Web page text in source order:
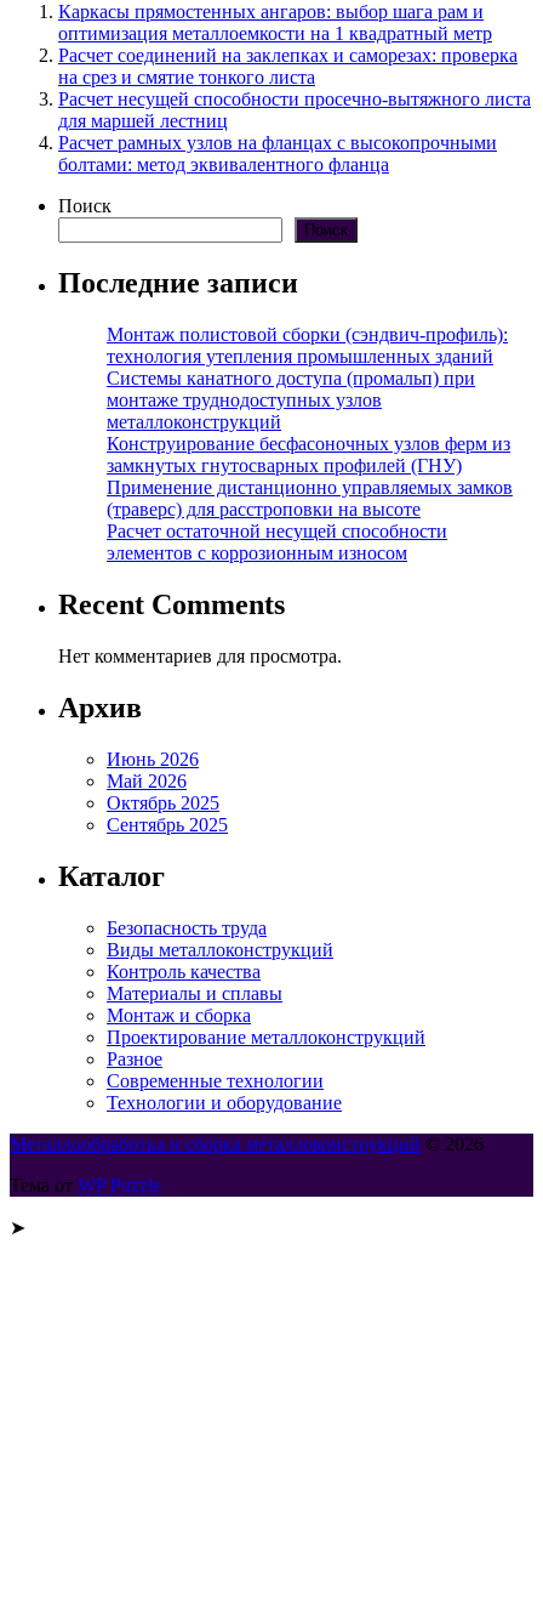
Каркасы прямостенных ангаров: выбор шага рам и
оптимизация металлоемкости на 1 квадратный метр
Расчет соединений на заклепках и саморезах: проверка
на срез и смятие тонкого листа
Расчет несущей способности просечно-вытяжного листа
для маршей лестниц
Расчет рамных узлов на фланцах с высокопрочными
болтами: метод эквивалентного фланца
Поиск
Поиск
Последние записи
Монтаж полистовой сборки (сэндвич-профиль):
технология утепления промышленных зданий
Системы канатного доступа (промальп) при
монтаже труднодоступных узлов
металлоконструкций
Конструирование бесфасоночных узлов ферм из
замкнутых гнутосварных профилей (ГНУ)
Применение дистанционно управляемых замков
(траверс) для расстроповки на высоте
Расчет остаточной несущей способности
элементов с коррозионным износом
Recent Comments
Нет комментариев для просмотра.
Архив
Июнь 2026
Май 2026
Октябрь 2025
Сентябрь 2025
Каталог
Безопасность труда
Виды металлоконструкций
Контроль качества
Материалы и сплавы
Монтаж и сборка
Проектирование металлоконструкций
Разное
Современные технологии
Технологии и оборудование
Металлообработка и сборка металлоконструкций © 2026
Тема от WP Puzzle
➤